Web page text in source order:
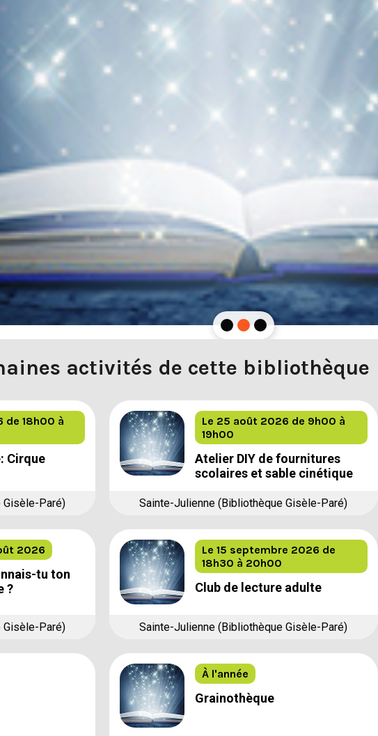
activités de cette bibliothèque
de 18h00 à
Cirque
Gisèle-Paré)
Le 25 août 2026 de 9h00 à
19h00
Atelier DIY de fournitures
scolaires et sable cinétique
Sainte-Julienne (Bibliothèque Gisèle-Paré)
2026
tu ton
?
Gisèle-Paré)
Le 15 septembre 2026 de
18h30 à 20h00
Club de lecture adulte
Sainte-Julienne (Bibliothèque Gisèle-Paré)
À l'année
Grainothèque